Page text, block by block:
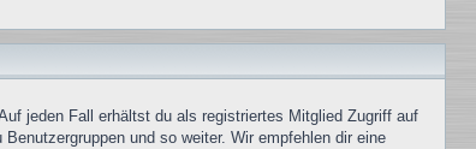
jeden Fall erhältst du als registriertes Mitglied Zugriff auf
und so weiter. Wir empfehlen dir eine